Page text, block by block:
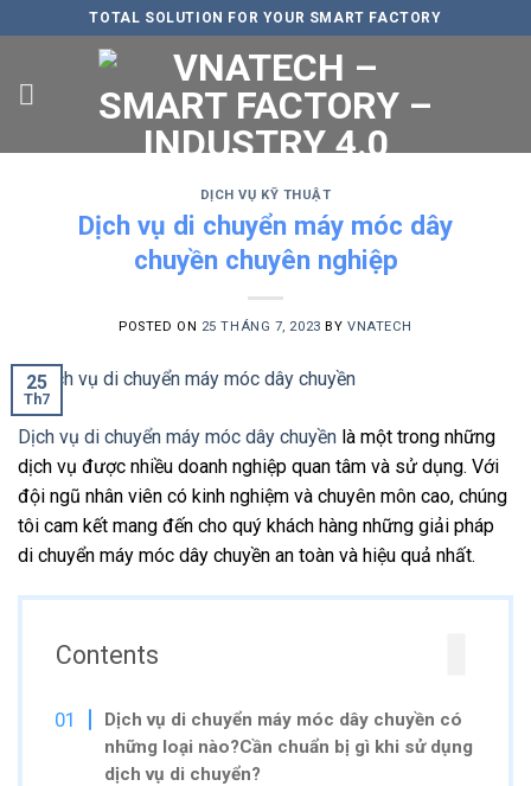
to
TOTAL SOLUTION FOR YOUR SMART FACTORY
DỊCH VỤ KỸ THUẬT
Dịch vụ di chuyển máy móc dây
chuyền chuyên nghiệp
POSTED ON 25 THÁNG 7, 2023 BY VNATECH
25
Th7
Dịch vụ di chuyển máy móc dây chuyền là một trong những
dịch vụ được nhiều doanh nghiệp quan tâm và sử dụng. Với
đội ngũ nhân viên có kinh nghiệm và chuyên môn cao, chúng
tôi cam kết mang đến cho quý khách hàng những giải pháp
di chuyển máy móc dây chuyền an toàn và hiệu quả nhất.
Contents
Dịch vụ di chuyển máy móc dây chuyền có
những loại nào?Cần chuẩn bị gì khi sử dụng
dịch vụ di chuyển?